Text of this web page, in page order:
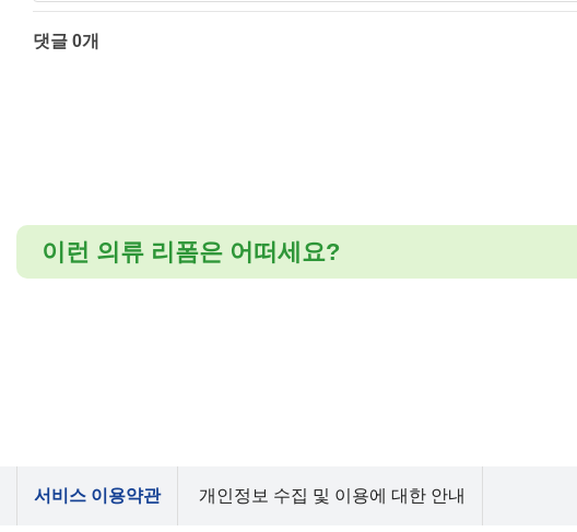
댓글 0개
이런 의류 리폼은 어떠세요?
서비스 이용약관 개인정보 수집 및 이용에 대한 안내